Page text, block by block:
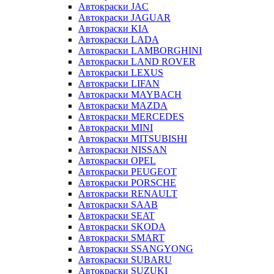
Автокраски JAC
Автокраски JAGUAR
Автокраски KIA
Автокраски LADA
Автокраски LAMBORGHINI
Автокраски LAND ROVER
Автокраски LEXUS
Автокраски LIFAN
Автокраски MAYBACH
Автокраски MAZDA
Автокраски MERCEDES
Автокраски MINI
Автокраски MITSUBISHI
Автокраски NISSAN
Автокраски OPEL
Автокраски PEUGEOT
Автокраски PORSCHE
Автокраски RENAULT
Автокраски SAAB
Автокраски SEAT
Автокраски SKODA
Автокраски SMART
Автокраски SSANGYONG
Автокраски SUBARU
Автокраски SUZUKI